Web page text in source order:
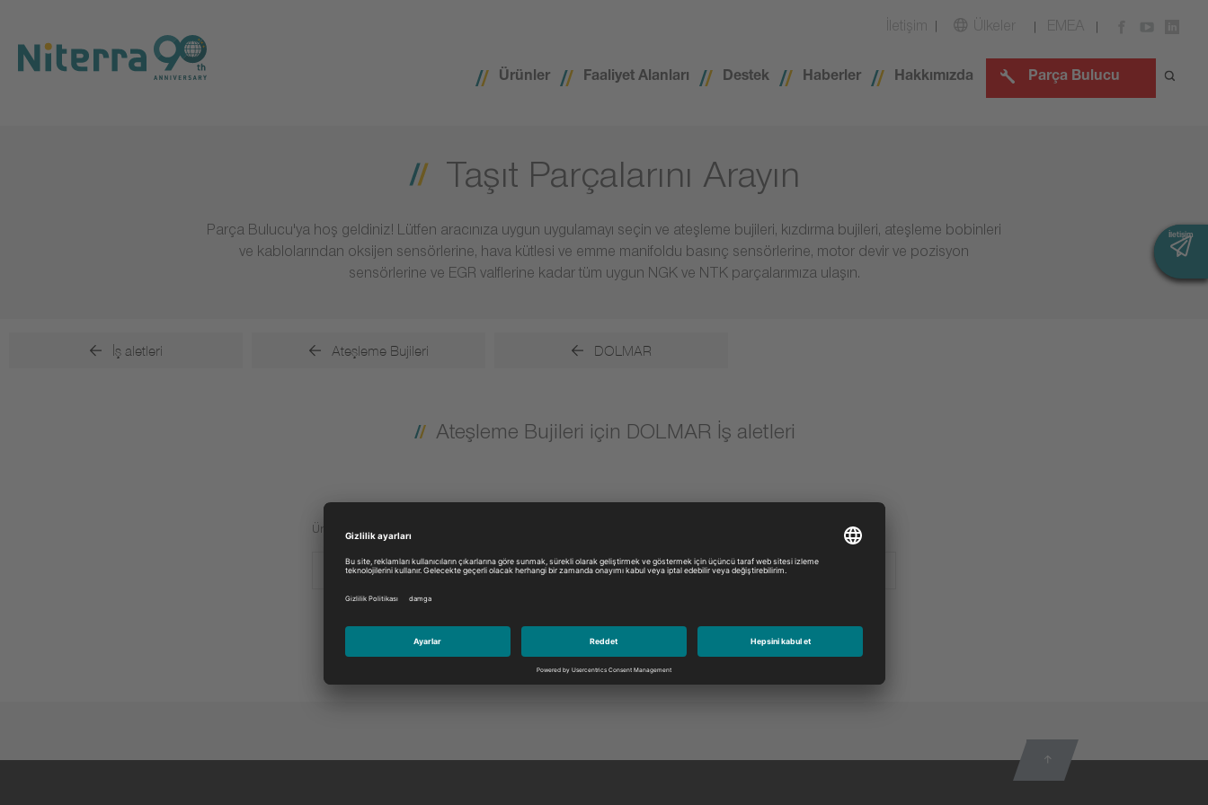
main
navigation
main
content
footer
İletişim Ülkeler EMEA
Ürünler Faaliyet Alanları Destek Haberler Hakkımızda Parça Bulucu
Taşıt Parçalarını Arayın
Parça Bulucu'ya hoş geldiniz! Lütfen aracınıza uygun uygulamayı seçin ve ateşleme bujileri, kızdırma bujileri, ateşleme bobinleri
ve kablolarından oksijen sensörlerine, hava kütlesi ve emme manifoldu basınç sensörlerine, motor devir ve pozisyon
sensörlerine ve EGR valflerine kadar tüm uygun NGK ve NTK parçalarımıza ulaşın.
İş aletleri Ateşleme Bujileri DOLMAR
Ateşleme Bujileri için DOLMAR İş aletleri
Üretici:
DOLMAR Lütfen seçin
İletişim
İletişim